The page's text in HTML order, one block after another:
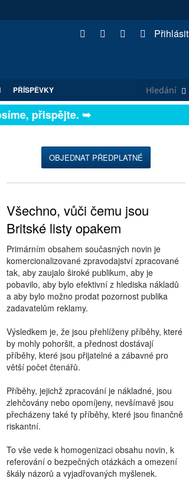
Přihlásit
PŘÍSPĚVKY
přispějte. ➥
OBJEDNAT PŘEDPLATNÉ
Všechno, vůči čemu jsou
Britské listy opakem
Primárním obsahem současných novin je
komercionalizované zpravodajství zpracované
tak, aby zaujalo široké publikum, aby je
pobavilo, aby bylo efektivní z hlediska nákladů
a aby bylo možno prodat pozornost publika
zadavatelům reklamy.
Výsledkem je, že jsou přehlíženy příběhy, které
by mohly pohoršit, a přednost dostávají
příběhy, které jsou přijatelné a zábavné pro
větší počet čtenářů.
Příběhy, jejichž zpracování je nákladné, jsou
zlehčovány nebo opomíjeny, nevšímavě jsou
přecházeny také ty příběhy, které jsou finančně
riskantní.
To vše vede k homogenizaci obsahu novin, k
referování o bezpečných otázkách a omezení
škály názorů a vyjadřovaných myšlenek.